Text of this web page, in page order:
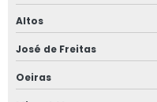
Altos
José de Freitas
Oeiras